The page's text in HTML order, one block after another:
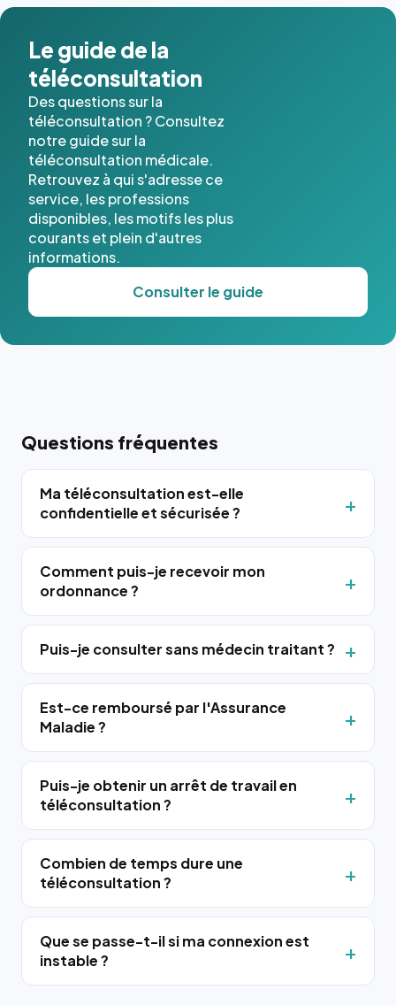
cas. #}
Le guide de la
téléconsultation
Des questions sur la
téléconsultation ? Consultez
notre guide sur la
téléconsultation médicale.
Retrouvez à qui s'adresse ce
service, les professions
disponibles, les motifs les plus
courants et plein d'autres
informations.
Consulter le guide
Questions fréquentes
Ma téléconsultation est-elle
confidentielle et sécurisée ?
Comment puis-je recevoir mon
ordonnance ?
Puis-je consulter sans médecin traitant ?
Est-ce remboursé par l'Assurance
Maladie ?
Puis-je obtenir un arrêt de travail en
téléconsultation ?
Combien de temps dure une
téléconsultation ?
Que se passe-t-il si ma connexion est
instable ?